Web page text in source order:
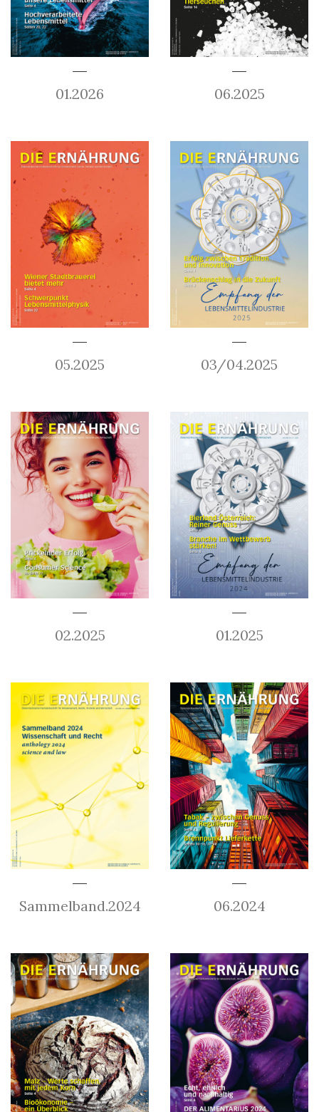
01.2026 06.2025
05.2025 03/04.2025
02.2025 01.2025
Sammelband.2024 06.2024